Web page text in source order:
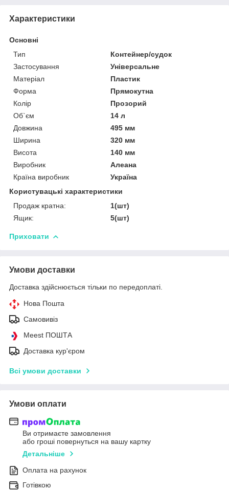
Характеристики
Основні
Тип
Контейнер/судок
Застосування
Універсальне
Матеріал
Пластик
Форма
Прямокутна
Колір
Прозорий
Об`єм
14 л
Довжина
495 мм
Ширина
320 мм
Висота
140 мм
Виробник
Алеана
Країна виробник
Україна
Користувацькі характеристики
Продаж кратна:
1(шт)
Ящик:
5(шт)
Приховати
Умови доставки
Доставка здійснюється тільки по передоплаті.
Нова Пошта
Самовивіз
Meest ПОШТА
Доставка кур'єром
Всі умови доставки
Умови оплати
Ви отримаєте замовлення
або гроші повернуться на вашу картку
Детальніше
Оплата на рахунок
Готівкою